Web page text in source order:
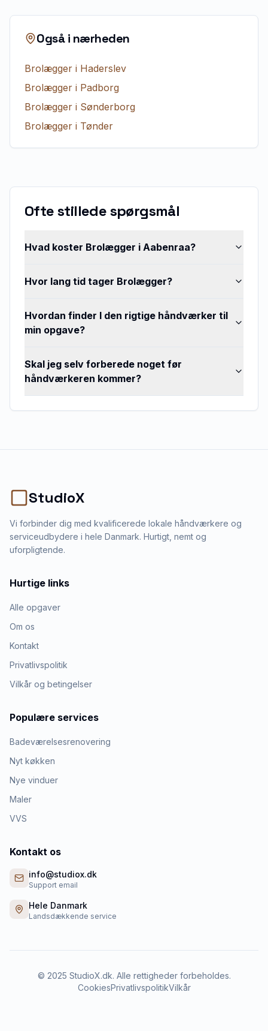
Også i nærheden
Brolægger i Haderslev
Brolægger i Padborg
Brolægger i Sønderborg
Brolægger i Tønder
Ofte stillede spørgsmål
Hvad koster Brolægger i Aabenraa?
Hvor lang tid tager Brolægger?
Hvordan finder I den rigtige håndværker til
min opgave?
Skal jeg selv forberede noget før
håndværkeren kommer?
StudioX
Vi forbinder dig med kvalificerede lokale håndværkere og
serviceudbydere i hele Danmark. Hurtigt, nemt og
uforpligtende.
Hurtige links
Alle opgaver
Om os
Kontakt
Privatlivspolitik
Vilkår og betingelser
Populære services
Badeværelsesrenovering
Nyt køkken
Nye vinduer
Maler
VVS
Kontakt os
info@studiox.dk
Support email
Hele Danmark
Landsdækkende service
© 2025 StudioX.dk. Alle rettigheder forbeholdes.
CookiesPrivatlivspolitikVilkår